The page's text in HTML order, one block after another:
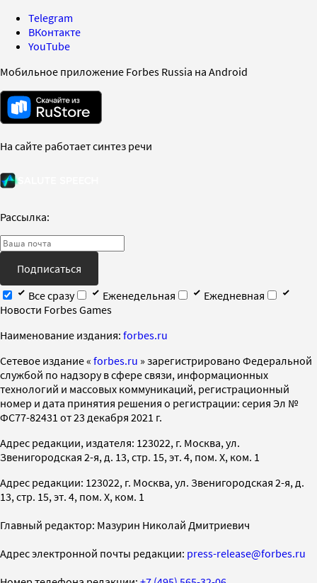
Telegram
ВКонтакте
YouTube
Мобильное приложение Forbes Russia на Android
На сайте работает синтез речи
Рассылка:
Подписаться
Все сразу
Еженедельная
Ежедневная
Новости Forbes Games
Наименование издания: forbes.ru
Cетевое издание « forbes.ru » зарегистрировано Федеральной
службой по надзору в сфере связи, информационных
технологий и массовых коммуникаций, регистрационный
номер и дата принятия решения о регистрации: серия Эл №
ФС77-82431 от 23 декабря 2021 г.
Адрес редакции, издателя: 123022, г. Москва, ул.
Звенигородская 2-я, д. 13, стр. 15, эт. 4, пом. X, ком. 1
Адрес редакции: 123022, г. Москва, ул. Звенигородская 2-я, д.
13, стр. 15, эт. 4, пом. X, ком. 1
Главный редактор: Мазурин Николай Дмитриевич
Адрес электронной почты редакции: press-release@forbes.ru